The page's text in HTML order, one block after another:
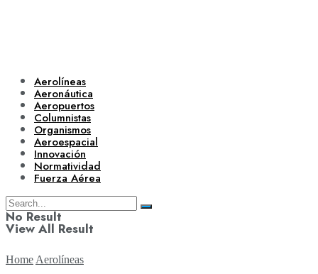
Aerolíneas
Aeronáutica
Aeropuertos
Columnistas
Organismos
Aeroespacial
Innovación
Normatividad
Fuerza Aérea
No Result
View All Result
Home Aerolíneas